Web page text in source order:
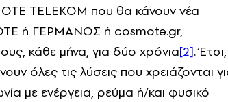
TELEKOM που θα κάνουν νέα
ή ΓΕΡΜΑΝΟΣ ή cosmote.gr,
κάθε μήνα, για δύο χρόνια[2]. Έτσι,
όλες τις λύσεις που χρειάζονται
με ενέργεια, ρεύμα ή/και φυσικό